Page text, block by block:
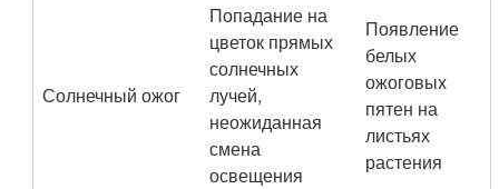
Солнечный ожог
Попадание на
цветок прямых
солнечных
лучей,
неожиданная
смена
освещения
Появление
белых
ожоговых
пятен на
листьях
растения